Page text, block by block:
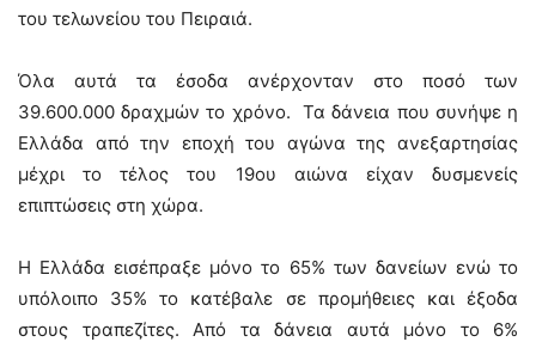
του τελωνείου του Πειραιά.
Όλα αυτά τα έσοδα ανέρχονταν στο ποσό των
39.600.000 δραχμών το χρόνο. Τα δάνεια που συνήψε η
Ελλάδα από την εποχή του αγώνα της ανεξαρτησίας
μέχρι το τέλος του 19ου αιώνα είχαν δυσμενείς
επιπτώσεις στη χώρα.
Η Ελλάδα εισέπραξε μόνο το 65% των δανείων ενώ το
υπόλοιπο 35% το κατέβαλε σε προμήθειες και έξοδα
στους τραπεζίτες. Από τα δάνεια αυτά μόνο το 6%